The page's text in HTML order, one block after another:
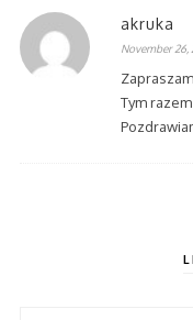
akruka
November 26,
Tym